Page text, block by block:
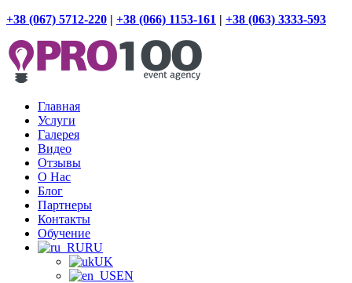
+38 (067) 5712-220 | +38 (066) 1153-161 | +38 (063) 3333-593
Главная
Услуги
Галерея
Видео
Отзывы
О Нас
Блог
Партнеры
Контакты
Обучение
RU
UK
EN